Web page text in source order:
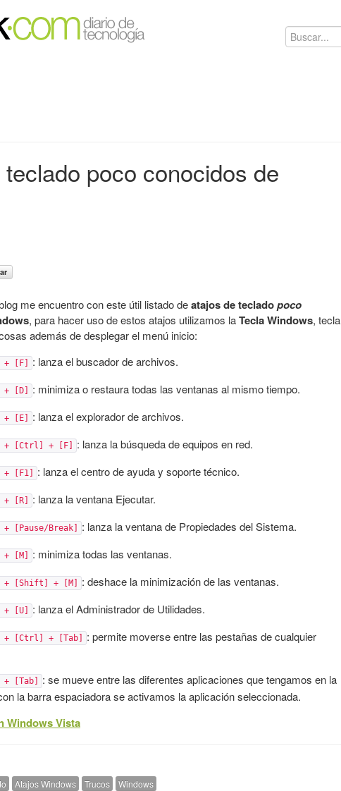
poco conocidos de
me encuentro con este útil listado deatajos de tecladopoco
, para hacer uso de estos atajos utilizamos laTecla Windows, tecla
además de desplegar el menú inicio:
+ [F] : lanza el buscador de archivos.
+ [D] : minimiza o restaura todas las ventanas al mismo tiempo.
+ [E] : lanza el explorador de archivos.
+ [Ctrl] + [F] : lanza la búsqueda de equipos en red.
+ [F1] : lanza el centro de ayuda y soporte técnico.
+ [R] : lanza la ventana Ejecutar.
+ [Pause/Break] : lanza la ventana de Propiedades del Sistema.
+ [M] : minimiza todas las ventanas.
+ [Shift] + [M] : deshace la minimización de las ventanas.
+ [U] : lanza el Administrador de Utilidades.
+ [Ctrl] + [Tab]
: permite moverse entre las pestañas de cualquier
+ [Tab]
: se mueve entre las diferentes aplicaciones que tengamos en la
la barra espaciadora se activamos la aplicación seleccionada.
Windows Vista
Atajos Windows Trucos Windows